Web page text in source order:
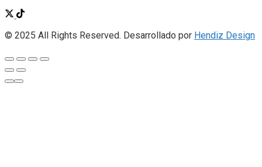
© 2025 All Rights Reserved. Desarrollado por Hendiz Design